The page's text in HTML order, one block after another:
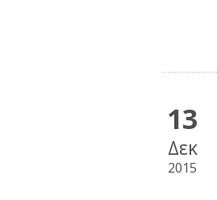
13
Δεκ
2015